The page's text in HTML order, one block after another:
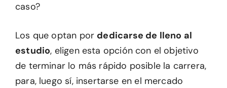
caso?
Los que optan por dedicarse de lleno al
estudio, eligen esta opción con el objetivo
de terminar lo más rápido posible la carrera,
para, luego sí, insertarse en el mercado